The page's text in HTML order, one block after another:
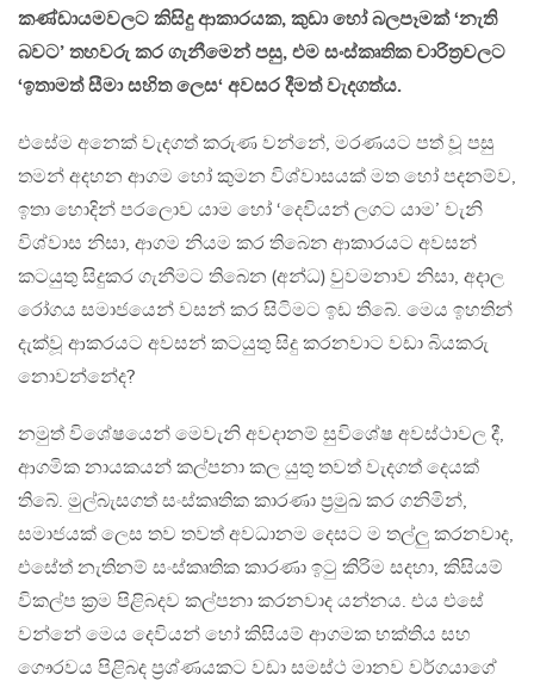
කණ්ඩායමවලට කිසිදු ආකාරයක, කුඩා හෝ බලපෑමක්‘නැති
බවට’ තහවරු කර ගැනීමෙන් පසු, එම සංස්කෘතික චාරිත්‍රවලට
‘ඉතාමත් සීමා සහිත ලෙස‘ අවසර දීමත් වැදගත්ය.
එසේම අනෙක් වැදගත් කරුණ වන්නේ, මරණයට පත් වූ පසු
තමන් අදහන ආගම හෝ කුමන විශ්වාසයක් මත හෝ පදනම්ව,
ඉතා හොදින් පරලොව යාම හෝ ‘දෙවියන් ලගට යාම’ වැනි
විශ්වාස නිසා, ආගම නියම කර තිබෙන ආකාරයට අවසන්
කටයුතු සිදුකර ගැනීමට තිබෙන (අන්ධ) වුවමනාව නිසා, අදාල
රෝගය සමාජයෙන් වසන් කර සිටිමට ඉඩ තිබේ. මෙය ඉහතින්
දැක්වූ ආකරයට අවසන් කටයුතු සිදු කරනවාට වඩා බියකරු
නොවන්නේද?
නමුත් විශේෂයෙන් මෙවැනි අවදානම් සුවිශේෂ අවස්ථාවල දී,
ආගමික නායකයන් කල්පනා කල යුතු තවත් වැදගත් දෙයක්
තිබේ. මුල්බැසගත් සංස්කෘතික කාරණා ප්‍රමුඛ කර ගනිමින්,
සමාජයක් ලෙස තව තවත් අවධානම දෙසට ම තල්ලු කරනවාද,
එසේත් නැතිනම් සංස්කෘතික කාරණා ඉටු කිරිම සදහා, කිසියම්
විකල්ප ක්‍රම පිළිබදව කල්පනා කරනවාද යන්නය. එය එසේ
වන්නේ මෙය දෙවියන් හෝ කිසියම් ආගමක භක්තිය සහ
ගෞරවය පිළිබද ප්‍රශ්ණයකට වඩා සමස්ථ මානව වර්ගයාගේ